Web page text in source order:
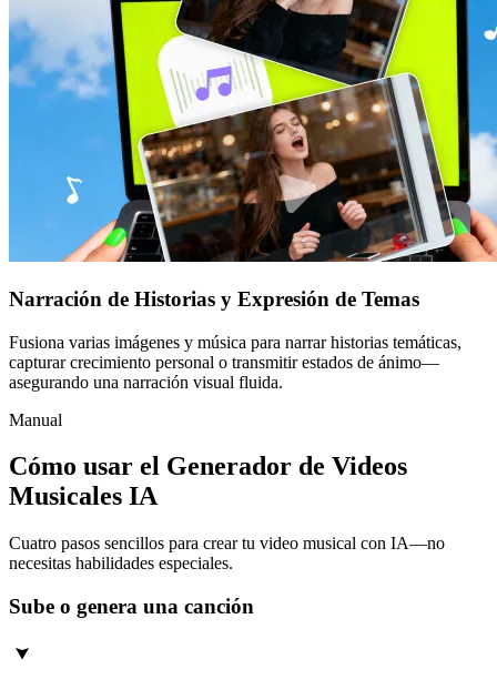
Narración de Historias y Expresión de Temas
Fusiona varias imágenes y música para narrar historias temáticas,
capturar crecimiento personal o transmitir estados de ánimo—
asegurando una narración visual fluida.
Manual
Cómo usar el Generador de Videos
Musicales IA
Cuatro pasos sencillos para crear tu video musical con IA—no
necesitas habilidades especiales.
Sube o genera una canción